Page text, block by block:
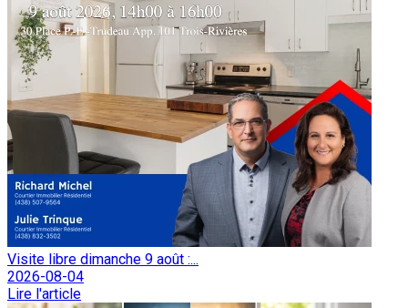
Visite libre dimanche 9 août :...
2026-08-04
Lire l'article